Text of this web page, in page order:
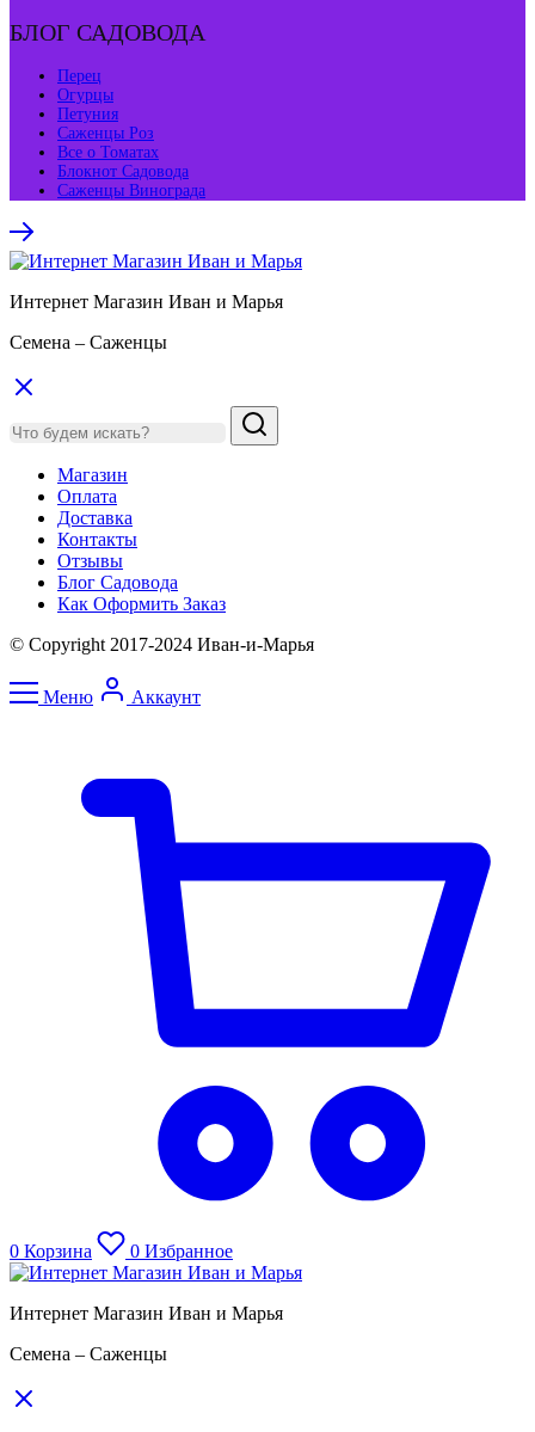
БЛОГ САДОВОДА
Перец
Огурцы
Петуния
Саженцы Роз
Все о Томатах
Блокнот Садовода
Саженцы Винограда
Интернет Магазин Иван и Марья
Семена – Саженцы
Магазин
Оплата
Доставка
Контакты
Отзывы
Блог Садовода
Как Оформить Заказ
© Copyright 2017-2024 Иван-и-Марья
Меню Аккаунт
0 Корзина 0 Избранное
Интернет Магазин Иван и Марья
Семена – Саженцы